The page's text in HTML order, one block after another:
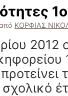
ΚΟΡΦΙΑΣ
2012
σχολικό